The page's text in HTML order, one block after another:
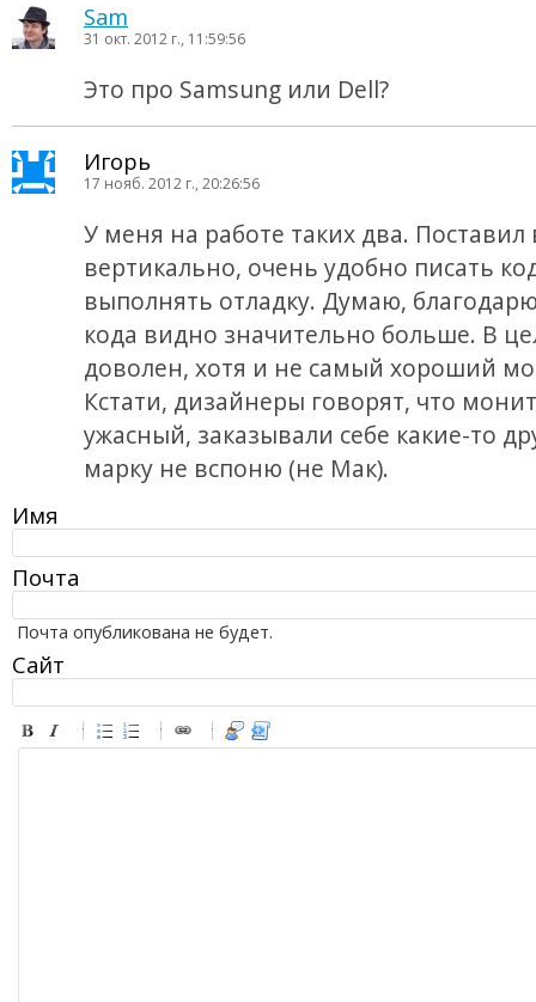
Sam
31 окт. 2012 г., 11:59:56
Это про Samsung или Dell?
Игорь
17 нояб. 2012 г., 20:26:56
У меня на работе таких два. Поставил
вертикально, очень удобно писать
выполнять отладку. Думаю,
кода видно значительно больше. В
доволен, хотя и не самый хороший
Кстати, дизайнеры говорят, что
ужасный, заказывали себе какие-то
марку не вспоню (не Мак).
Имя
Почта
Почта опубликована не будет.
Сайт
-
-
-
-
-
-